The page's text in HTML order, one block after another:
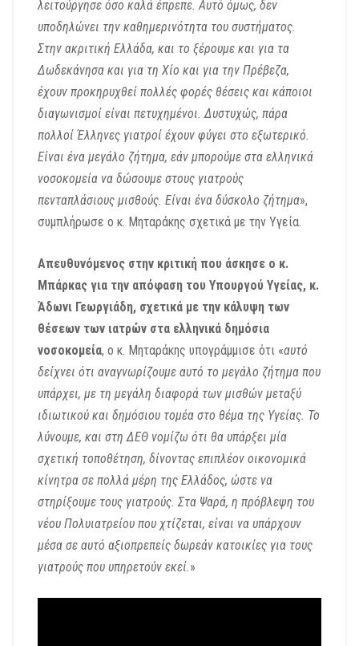
λειτούργησε όσο καλά έπρεπε. Αυτό όμως, δεν
υποδηλώνει την καθημερινότητα του συστήματος.
Στην ακριτική Ελλάδα, και το ξέρουμε και για τα
Δωδεκάνησα και για τη Χίο και για την Πρέβεζα,
έχουν προκηρυχθεί πολλές φορές θέσεις και κάποιοι
διαγωνισμοί είναι πετυχημένοι. Δυστυχώς, πάρα
πολλοί Έλληνες γιατροί έχουν φύγει στο εξωτερικό.
Είναι ένα μεγάλο ζήτημα, εάν μπορούμε στα ελληνικά
νοσοκομεία να δώσουμε στους γιατρούς
πενταπλάσιους μισθούς. Είναι ένα δύσκολο ζήτημα»,
συμπλήρωσε ο κ. Μηταράκης σχετικά με την Υγεία.
Απευθυνόμενος στην κριτική που άσκησε ο κ.
Μπάρκας για την απόφαση του Υπουργού Υγείας, κ.
Άδωνι Γεωργιάδη, σχετικά με την κάλυψη των
θέσεων των ιατρών στα ελληνικά δημόσια
νοσοκομεία, ο κ. Μηταράκης υπογράμμισε ότι «αυτό
δείχνει ότι αναγνωρίζουμε αυτό το μεγάλο ζήτημα που
υπάρχει, με τη μεγάλη διαφορά των μισθών μεταξύ
ιδιωτικού και δημόσιου τομέα στο θέμα της Υγείας. Το
λύνουμε, και στη ΔΕΘ νομίζω ότι θα υπάρξει μία
σχετική τοποθέτηση, δίνοντας επιπλέον οικονομικά
κίνητρα σε πολλά μέρη της Ελλάδος, ώστε να
στηρίξουμε τους γιατρούς. Στα Ψαρά, η πρόβλεψη του
νέου Πολυιατρείου που χτίζεται, είναι να υπάρχουν
μέσα σε αυτό αξιοπρεπείς δωρεάν κατοικίες για τους
γιατρούς που υπηρετούν εκεί.»